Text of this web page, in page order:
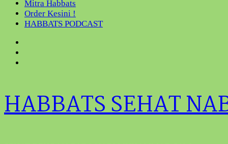
Mitra Habbats
Order Kesini !
HABBATS PODCAST
HABBATS SEHAT